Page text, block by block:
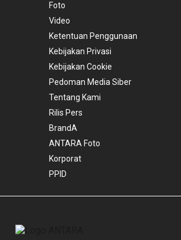
Foto
Video
Ketentuan Penggunaan
Kebijakan Privasi
Kebijakan Cookie
Pedoman Media Siber
Tentang Kami
Rilis Pers
BrandA
ANTARA Foto
Korporat
PPID